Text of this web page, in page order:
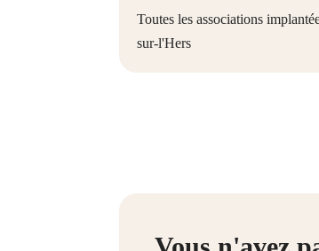
Toutes les associations
sur-l'Hers